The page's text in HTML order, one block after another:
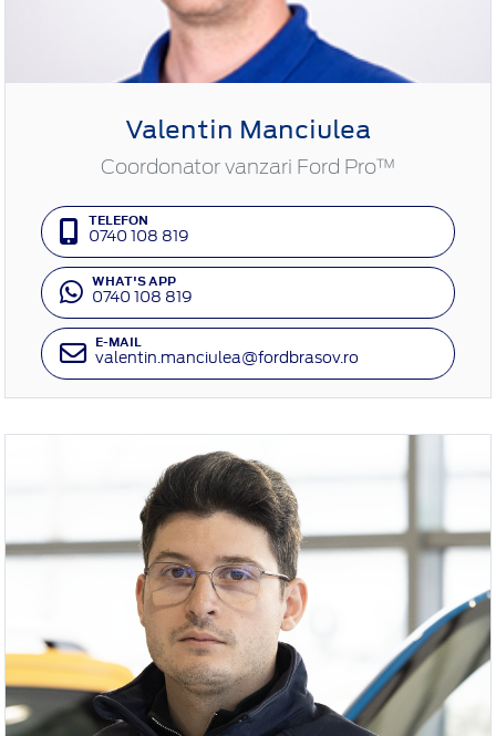
Valentin Manciulea
Coordonator vanzari Ford Pro™
TELEFON
0740 108 819
WHAT'S APP
0740 108 819
E-MAIL
valentin.manciulea@fordbrasov.ro